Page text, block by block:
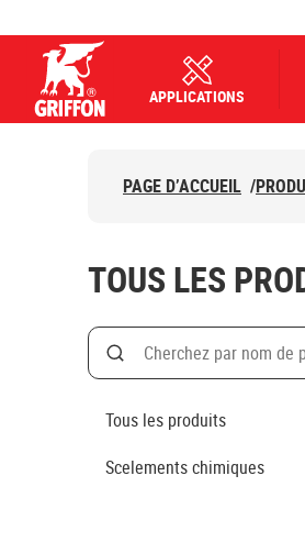
APPLICATIONS
PAGE D’ACCUEIL /
TOUS LES
Search
Rechercher par nom
Tous les produits
Scelements chimiques